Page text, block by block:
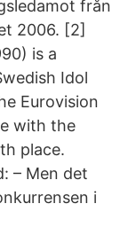
från
2006. [2]
is a
Idol
Eurovision
with the
place.
– Men det
i